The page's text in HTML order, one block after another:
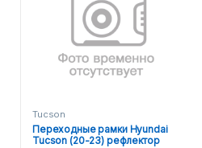
Tucson
Переходные рамки Hyundai
Tucson (20-23) рефлектор